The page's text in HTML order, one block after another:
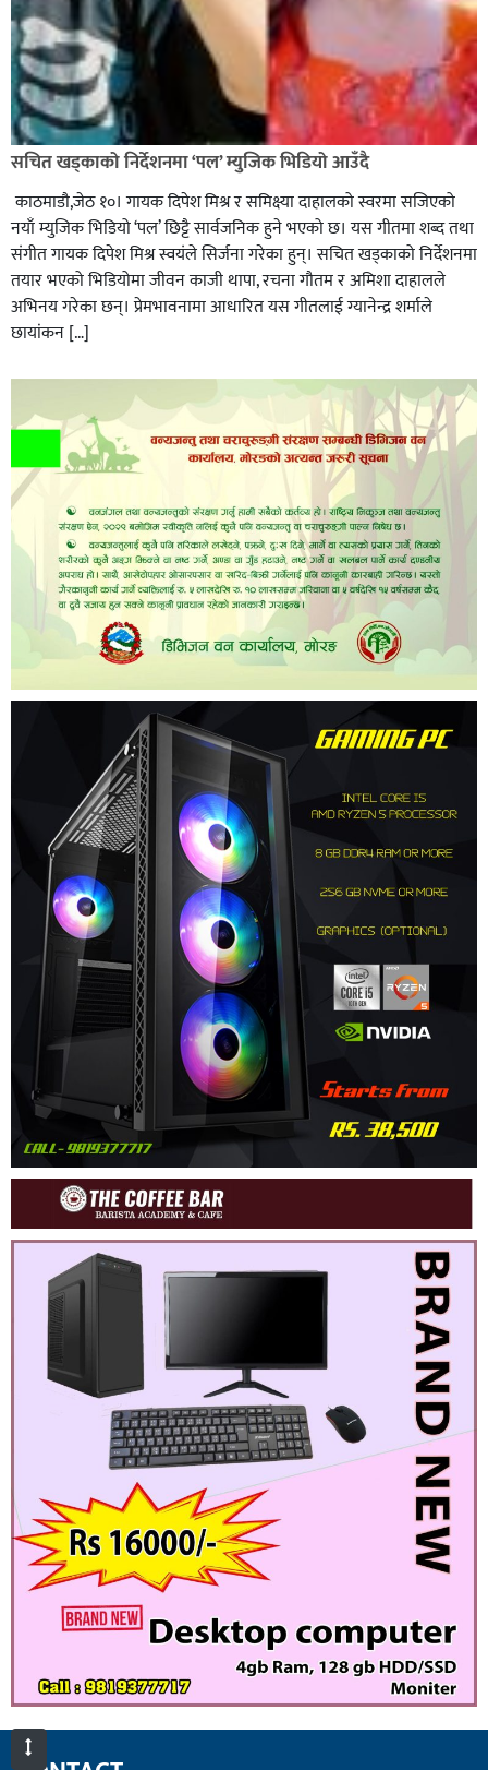
सचित खड्काको निर्देशनमा ‘पल’ म्युजिक भिडियो आउँदै
काठमाडौ,जेठ १०। गायक दिपेश मिश्र र समिक्ष्या दाहालको स्वरमा सजिएको
नयाँ म्युजिक भिडियो ‘पल’ छिट्टै सार्वजनिक हुने भएको छ। यस गीतमा शब्द तथा
संगीत गायक दिपेश मिश्र स्वयंले सिर्जना गरेका हुन्। सचित खड्काको निर्देशनमा
तयार भएको भिडियोमा जीवन काजी थापा, रचना गौतम र अमिशा दाहालले
अभिनय गरेका छन्। प्रेमभावनामा आधारित यस गीतलाई ग्यानेन्द्र शर्माले
छायांकन […]